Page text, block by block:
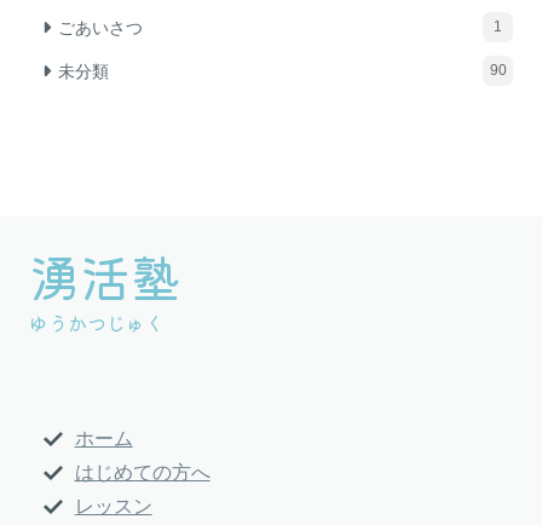
ごあいさつ 1
未分類 90
湧活塾
ゆうかつじゅく
グ
ル
ー
ホーム
はじめての方へ
レッスン